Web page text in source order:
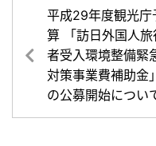
平成29年度観光庁
算 「訪日外国人旅
者受入環境整備緊
対策事業費補助金」
の公募開始につい